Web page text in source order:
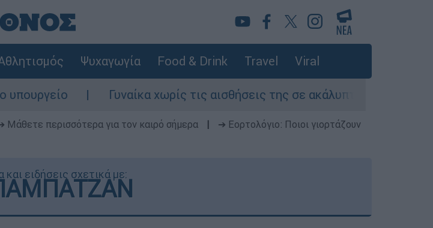
Ψυχαγωγία Food & Drink Travel Viral
Γυναίκα χωρίς τις αισθήσεις της σε ακάλυπτο πολυκατοικίας στη
Μάθετε περισσότερα για τον καιρό σήμερα
➔ Εορτολόγιο: Ποιοι γιορτάζουν
και ειδήσεις σχετικά με: